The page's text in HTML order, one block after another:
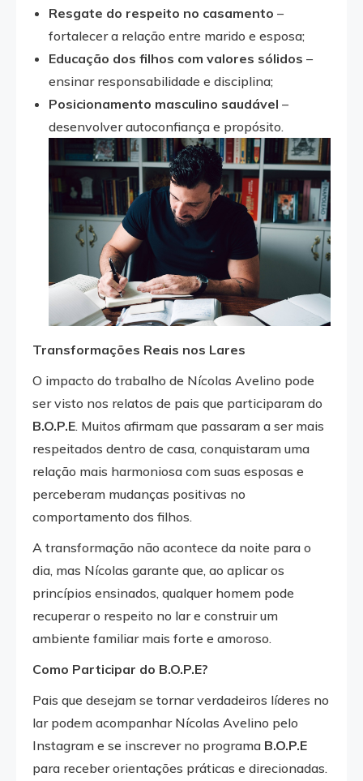
Resgate do respeito no casamento –
fortalecer a relação entre marido e esposa;
Educação dos filhos com valores sólidos –
ensinar responsabilidade e disciplina;
Posicionamento masculino saudável –
desenvolver autoconfiança e propósito.
Transformações Reais nos Lares
O impacto do trabalho de Nícolas Avelino pode
ser visto nos relatos de pais que participaram do
B.O.P.E. Muitos afirmam que passaram a ser mais
respeitados dentro de casa, conquistaram uma
relação mais harmoniosa com suas esposas e
perceberam mudanças positivas no
comportamento dos filhos.
A transformação não acontece da noite para o
dia, mas Nícolas garante que, ao aplicar os
princípios ensinados, qualquer homem pode
recuperar o respeito no lar e construir um
ambiente familiar mais forte e amoroso.
Como Participar do B.O.P.E?
Pais que desejam se tornar verdadeiros líderes no
lar podem acompanhar Nícolas Avelino pelo
Instagram e se inscrever no programa B.O.P.E
para receber orientações práticas e direcionadas.